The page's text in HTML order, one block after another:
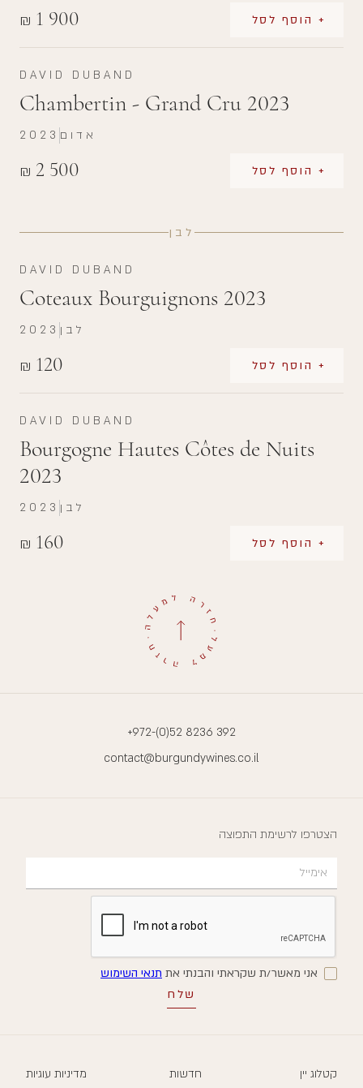
₪ 1 900 + הוסף לסל
DAVID DUBAND
Chambertin - Grand Cru 2023
₪ 2 500 + הוסף לסל
2023 אדום
לבן
DAVID DUBAND
Coteaux Bourguignons 2023
₪ 120 + הוסף לסל
2023 לבן
DAVID DUBAND
Bourgogne Hautes Côtes de Nuits
2023
₪ 160 + הוסף לסל
2023 לבן
+972-(0)52 8236 392
contact@burgundywines.co.il
הצטרפו לרשימת התפוצה
אני מאשר/ת שקראתי והבנתי את תנאי השימוש
קטלוג יין חדשות מדיניות עוגיות